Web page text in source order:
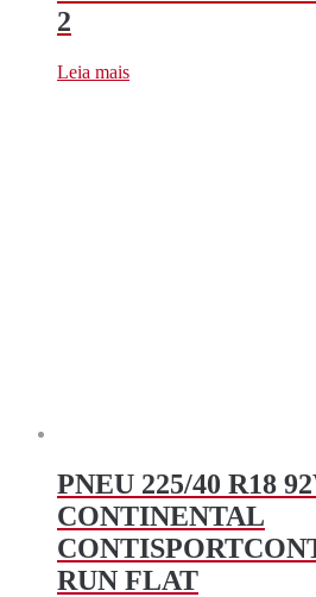
2
Leia mais
PNEU 225/40 R18
CONTINENTAL
RUN FLAT